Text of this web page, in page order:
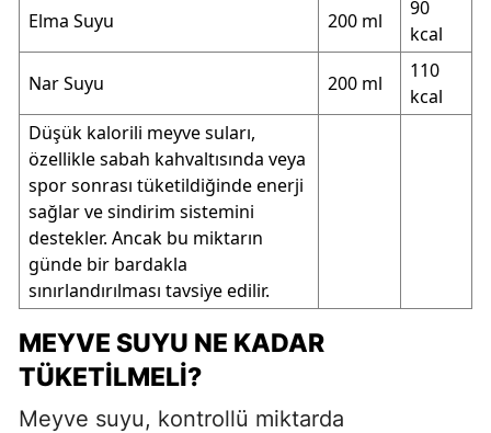
Elma Suyu 200 ml
90
kcal
Nar Suyu 200 ml
110
kcal
Düşük kalorili meyve suları,
özellikle sabah kahvaltısında veya
spor sonrası tüketildiğinde enerji
sağlar ve sindirim sistemini
destekler. Ancak bu miktarın
günde bir bardakla
sınırlandırılması tavsiye edilir.
MEYVE SUYU NE KADAR
TÜKETILMELI?
Meyve suyu, kontrollü miktarda